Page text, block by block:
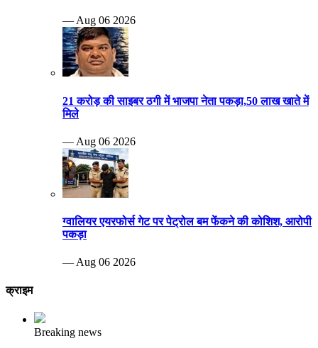
— Aug 06 2026
21 करोड़ की साइबर ठगी में भाजपा नेता पकड़ा,50 लाख खाते में
मिले
— Aug 06 2026
ग्वालियर एयरफोर्स गेट पर पेट्रोल बम फेंकने की कोशिश, आरोपी
पकड़ा
— Aug 06 2026
क्राइम
Breaking news